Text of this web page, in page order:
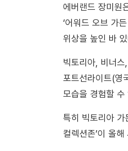
에버랜드 장미원
‘어워드 오브 가
위상을 높인 바
빅토리아, 비너
포트선라이트(영
모습을 경험할 수
특히 빅토리아 가
컬렉션존’이 올